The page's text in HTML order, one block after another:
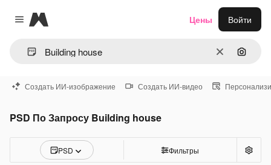
Close menu
Magnific
ОчиститьПоиск
Цены Войти
Создать ИИ-изображение Создать ИИ-видео
PSD По Запросу Building house
PSD Фильтры